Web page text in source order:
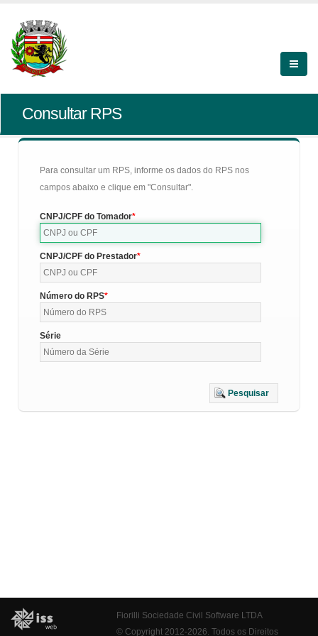
Consultar RPS
Para consultar um RPS, informe os dados do RPS nos
campos abaixo e clique em "Consultar".
CNPJ/CPF do Tomador
CNPJ/CPF do Prestador
Número do RPS
Série
Pesquisar
Fiorilli Sociedade Civil Software LTDA
© Copyright 2012-2026. Todos os Direitos